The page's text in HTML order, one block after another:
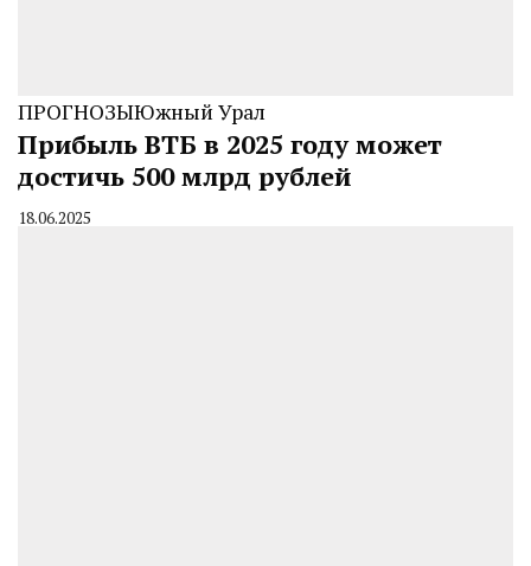
ПРОГНОЗЫЮжный Урал
Прибыль ВТБ в 2025 году может
достичь 500 млрд рублей
By
18.06.2025